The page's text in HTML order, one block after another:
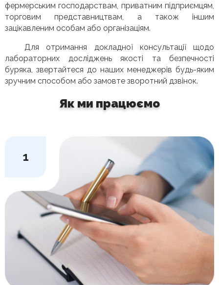
фермерським господарствам, приватним підприємцям,
торговим представництвам, а також іншим
зацікавленим особам або організаціям.
Для отримання докладної консультації щодо
лабораторних досліджень якості та безпечності
буряка, звертайтеся до наших менеджерів будь-яким
зручним способом або замовте зворотний дзвінок.
Як ми працюємо
1